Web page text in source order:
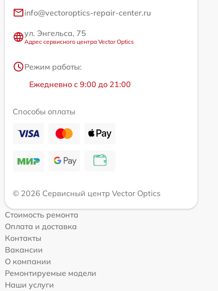
info@vectoroptics-repair-center.ru
ул. Энгельса, 75
Адрес сервисного центра Vector Optics
Режим работы:
Ежедневно с 9:00 до 21:00
Способы оплаты
© 2026 Сервисный центр Vector Optics
Стоимость ремонта
Оплата и доставка
Контакты
Вакансии
О компании
Ремонтируемые модели
Наши услуги